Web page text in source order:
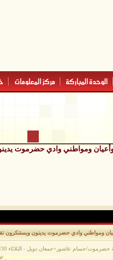
ومواطني وادي حضرموت
ومواطني وادي حضرموت يدينون ويستنكرون
حسام عاشور+جمعان دويل - الثلاثاء 30/أكتوبر/2012